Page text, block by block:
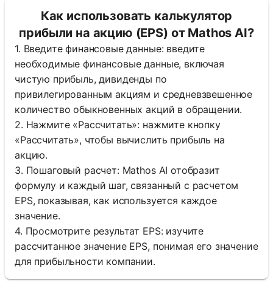
Как использовать калькулятор
прибыли на акцию (EPS) от Mathos AI?
1. Введите финансовые данные: введите
необходимые финансовые данные, включая
чистую прибыль, дивиденды по
привилегированным акциям и средневзвешенное
количество обыкновенных акций в обращении.
2. Нажмите «Рассчитать»: нажмите кнопку
«Рассчитать», чтобы вычислить прибыль на
акцию.
3. Пошаговый расчет: Mathos AI отобразит
формулу и каждый шаг, связанный с расчетом
EPS, показывая, как используется каждое
значение.
4. Просмотрите результат EPS: изучите
рассчитанное значение EPS, понимая его значение
для прибыльности компании.